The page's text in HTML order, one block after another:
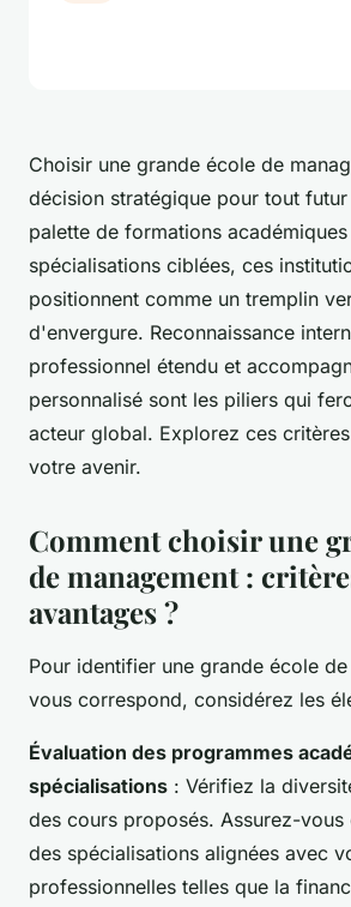
Choisir une grande école de
décision stratégique pour tout
palette de formations
spécialisations ciblées, ces
positionnent comme un tremplin
d'envergure. Reconnaissance
professionnel étendu et
personnalisé sont les piliers qui
acteur global. Explorez ces
votre avenir.
Comment choisir une
de management :
avantages ?
Pour identifier une grande école
vous correspond, considérez les
Évaluation des programmes
spécialisations : Vérifiez la
des cours proposés. Assurez-
des spécialisations alignées avec
professionnelles telles que la